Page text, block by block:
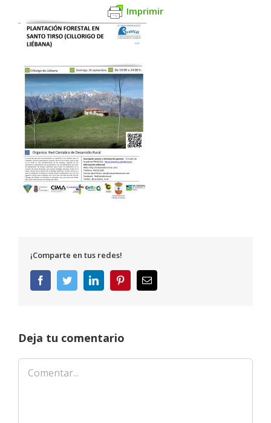
Imprimir
¡Comparte en tus redes!
FacebookTwitterLinkedInPinterestCorreo
electrónico
Deja tu comentario
Comentar